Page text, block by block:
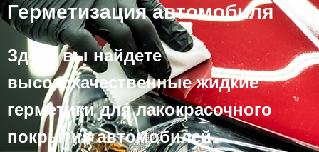
Герметизация автомобиля
Здесь вы найдете
высококачественные жидкие
герметики для лакокрасочного
покрытия автомобилей